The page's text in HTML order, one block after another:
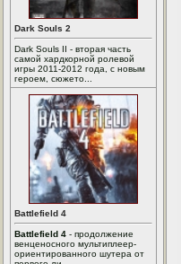
Dark Souls 2
Dark Souls II - вторая часть
самой хардкорной ролевой
игры 2011-2012 года, с новым
героем, сюжето...
Battlefield 4
Battlefield 4 - продолжение
венценосного мультиплеер-
ориентированного шутера от